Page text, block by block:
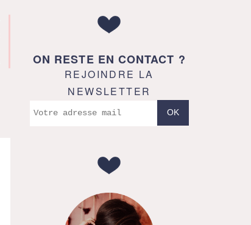
ON RESTE EN CONTACT ?
REJOINDRE LA
NEWSLETTER